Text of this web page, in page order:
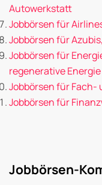
Autowerkstatt
Jobbörsen für
Jobbörsen für
Jobbörsen für
regenerative Energie
Jobbörsen für Fach-
Jobbörsen für
Jobbörsen-